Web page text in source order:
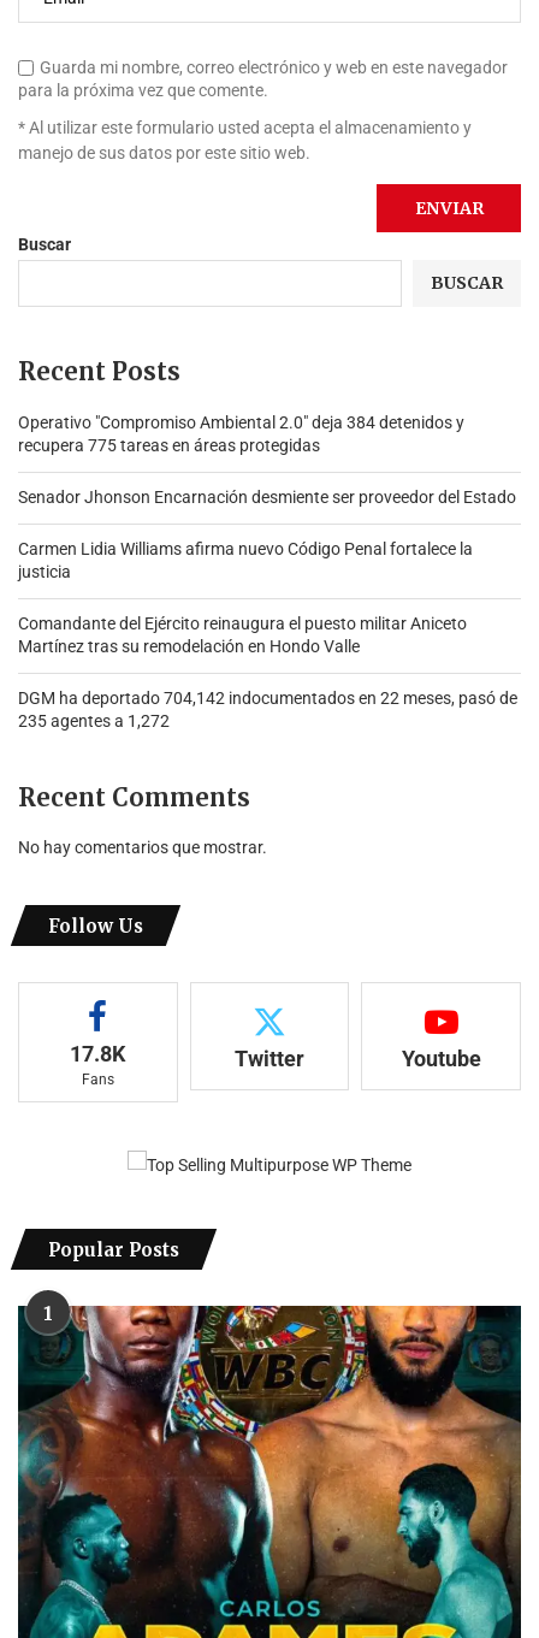
Guarda mi nombre, correo electrónico y web en este navegador
para la próxima vez que comente.
* Al utilizar este formulario usted acepta el almacenamiento y
manejo de sus datos por este sitio web.
Buscar
BUSCAR
Recent Posts
Operativo "Compromiso Ambiental 2.0″ deja 384 detenidos y
recupera 775 tareas en áreas protegidas
Senador Jhonson Encarnación desmiente ser proveedor del Estado
Carmen Lidia Williams afirma nuevo Código Penal fortalece la
justicia
Comandante del Ejército reinaugura el puesto militar Aniceto
Martínez tras su remodelación en Hondo Valle
DGM ha deportado 704,142 indocumentados en 22 meses, pasó de
235 agentes a 1,272
Recent Comments
No hay comentarios que mostrar.
Follow Us
17.8K
Fans
Twitter Youtube
Popular Posts
1